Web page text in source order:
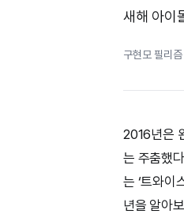
새해 아이
구현모 필리
2016년은
는 주춤했
는 ‘트와이
년을 알아